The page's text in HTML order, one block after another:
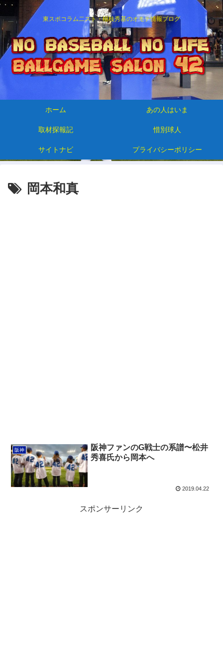
東スポコラム二スト・楊枝秀基のオモテ情報ブログ
ホーム あの人はいま
取材探報記 惜別球人
サイトナビ プライバシーポリシー
岡本和真
阪神
阪神ファンのG戦士の系譜〜松井
秀喜氏から岡本へ
2019.04.22
スポンサーリンク